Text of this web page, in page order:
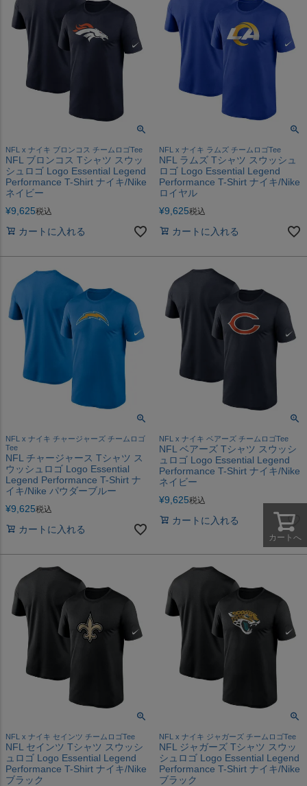
NFL x ナイキ ブロンコス チームロゴTee
NFL ブロンコス Tシャツ スウッ
シュロゴ Logo Essential Legend
Performance T-Shirt ナイキ/Nike
ネイビー
¥9,625税込
カートに入れる
NFL x ナイキ ラムズ チームロゴTee
NFL ラムズ Tシャツ スウッシュ
ロゴ Logo Essential Legend
Performance T-Shirt ナイキ/Nike
ロイヤル
¥9,625税込
カートに入れる
NFL x ナイキ チャージャーズ チームロゴ
Tee
NFL チャージャース Tシャツ ス
ウッシュロゴ Logo Essential
Legend Performance T-Shirt ナ
イキ/Nike パウダーブルー
¥9,625税込
カートに入れる
NFL x ナイキ ベアーズ チームロゴTee
NFL ベアーズ Tシャツ スウッシ
ュロゴ Logo Essential Legend
Performance T-Shirt ナイキ/Nike
ネイビー
¥9,625税込
カートに入れる
NFL x ナイキ セインツ チームロゴTee
NFL セインツ Tシャツ スウッシ
ュロゴ Logo Essential Legend
Performance T-Shirt ナイキ/Nike
ブラック
NFL x ナイキ ジャガーズ チームロゴTee
NFL ジャガーズ Tシャツ スウッ
シュロゴ Logo Essential Legend
Performance T-Shirt ナイキ/Nike
ブラック
カートへ